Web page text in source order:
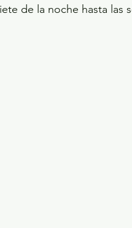
de la noche hasta las